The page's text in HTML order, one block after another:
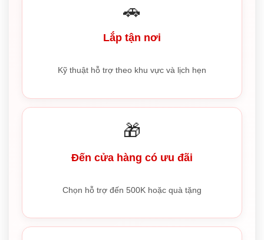
🚗
Lắp tận nơi
Kỹ thuật hỗ trợ theo khu vực và lịch hẹn
🎁
Đến cửa hàng có ưu đãi
Chọn hỗ trợ đến 500K hoặc quà tặng